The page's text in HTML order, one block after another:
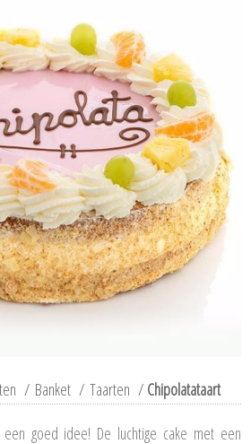
/ Banket / Taarten / Chipolatataart
goed idee! De luchtige cake met een